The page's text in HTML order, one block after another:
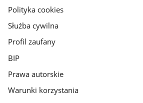
gov.pl
Polityka cookies
Służba cywilna
Profil zaufany
BIP
Prawa autorskie
Warunki korzystania